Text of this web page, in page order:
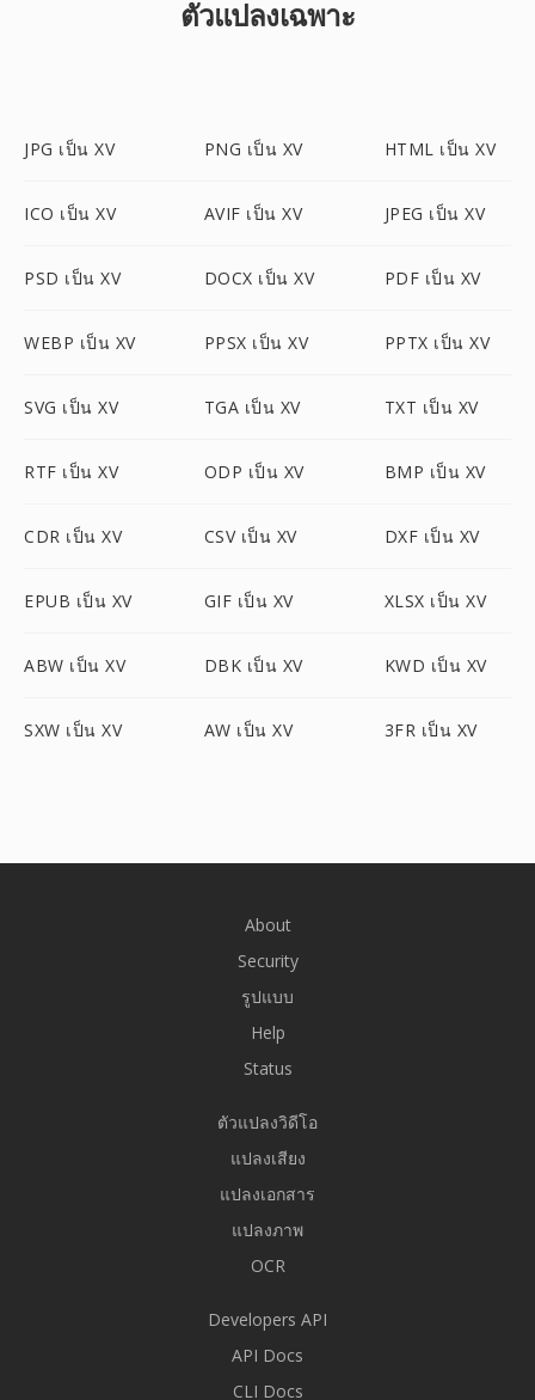
ตัวแปลงเฉพาะ
JPG เป็น XV PNG เป็น XV HTML เป็น XV
ICO เป็น XV AVIF เป็น XV JPEG เป็น XV
PSD เป็น XV DOCX เป็น XV PDF เป็น XV
WEBP เป็น XV PPSX เป็น XV PPTX เป็น XV
SVG เป็น XV TGA เป็น XV TXT เป็น XV
RTF เป็น XV ODP เป็น XV BMP เป็น XV
CDR เป็น XV CSV เป็น XV DXF เป็น XV
EPUB เป็น XV GIF เป็น XV XLSX เป็น XV
ABW เป็น XV DBK เป็น XV KWD เป็น XV
SXW เป็น XV AW เป็น XV 3FR เป็น XV
About
Security
รูปแบบ
Help
Status
ตัวแปลงวิดีโอ
แปลงเสียง
แปลงเอกสาร
แปลงภาพ
OCR
Developers API
API Docs
CLI Docs